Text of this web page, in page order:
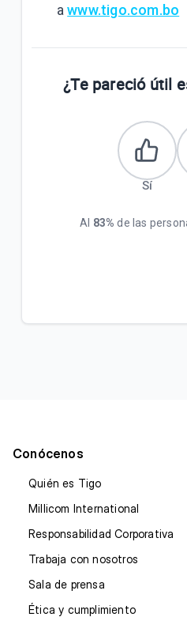
awww.tigo.com.bo
¿Te pareció útil
Sí
Al 83% de las
Conócenos
Quién es Tigo
Millicom International
Responsabilidad Corporativa
Trabaja con nosotros
Sala de prensa
Ética y cumplimiento